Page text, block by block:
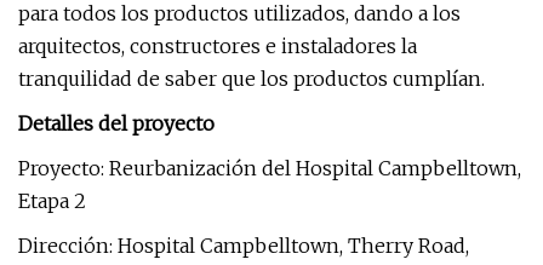
para todos los productos utilizados, dando a los
arquitectos, constructores e instaladores la
tranquilidad de saber que los productos cumplían.
Detalles del proyecto
Proyecto: Reurbanización del Hospital Campbelltown,
Etapa 2
Dirección: Hospital Campbelltown, Therry Road,